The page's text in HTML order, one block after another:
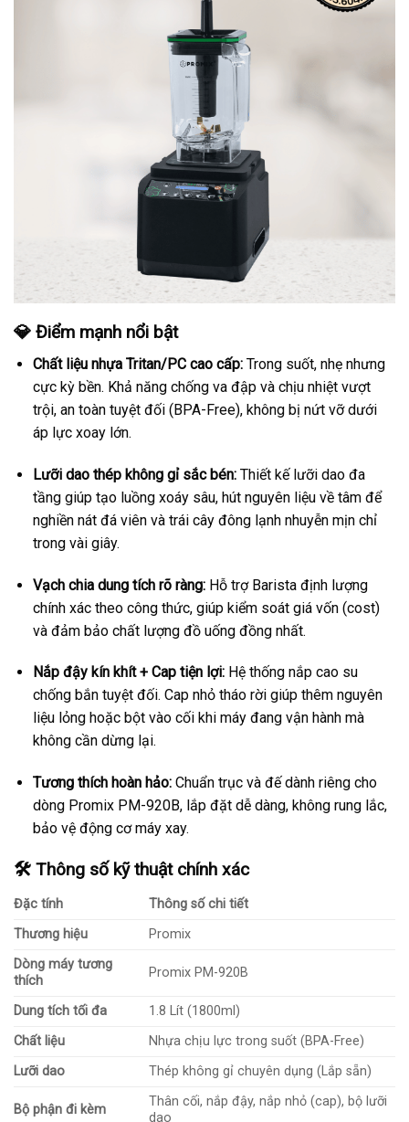
💎 Điểm mạnh nổi bật
Chất liệu nhựa Tritan/PC cao cấp:Trong suốt, nhẹ nhưng
cực kỳ bền. Khả năng chống va đập và chịu nhiệt vượt
trội, an toàn tuyệt đối (BPA-Free), không bị nứt vỡ dưới
áp lực xoay lớn.
Lưỡi dao thép không gỉ sắc bén:Thiết kế lưỡi dao đa
tầng giúp tạo luồng xoáy sâu, hút nguyên liệu về tâm để
nghiền nát đá viên và trái cây đông lạnh nhuyễn mịn chỉ
trong vài giây.
Vạch chia dung tích rõ ràng:Hỗ trợ Barista định lượng
chính xác theo công thức, giúp kiểm soát giá vốn (cost)
và đảm bảo chất lượng đồ uống đồng nhất.
Nắp đậy kín khít + Cap tiện lợi:Hệ thống nắp cao su
chống bắn tuyệt đối. Cap nhỏ tháo rời giúp thêm nguyên
liệu lỏng hoặc bột vào cối khi máy đang vận hành mà
không cần dừng lại.
Tương thích hoàn hảo:Chuẩn trục và đế dành riêng cho
dòng Promix PM-920B, lắp đặt dễ dàng, không rung lắc,
bảo vệ động cơ máy xay.
🛠️ Thông số kỹ thuật chính xác
Đặc tính
Thông số chi tiết
Thương hiệu
Promix
Dòng máy tương
thích
Promix PM-920B
Dung tích tối đa
1.8 Lít (1800ml)
Chất liệu
Nhựa chịu lực trong suốt (BPA-Free)
Lưỡi dao
Thép không gỉ chuyên dụng (Lắp sẵn)
Bộ phận đi kèm
Thân cối, nắp đậy, nắp nhỏ (cap), bộ lưỡi
dao